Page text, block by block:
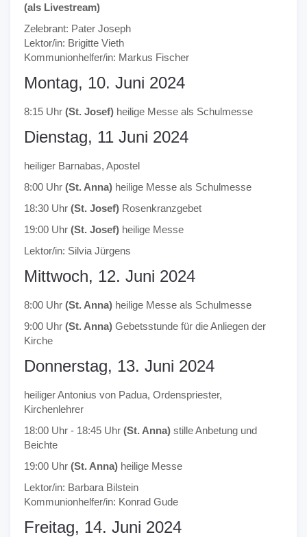
(als Livestream)
Zelebrant: Pater Joseph
Lektor/in: Brigitte Vieth
Kommunionhelfer/in: Markus Fischer
Montag, 10. Juni 2024
8:15 Uhr (St. Josef) heilige Messe als Schulmesse
Dienstag, 11 Juni 2024
heiliger Barnabas, Apostel
8:00 Uhr (St. Anna) heilige Messe als Schulmesse
18:30 Uhr (St. Josef) Rosenkranzgebet
19:00 Uhr (St. Josef) heilige Messe
Lektor/in: Silvia Jürgens
Mittwoch, 12. Juni 2024
8:00 Uhr (St. Anna) heilige Messe als Schulmesse
9:00 Uhr (St. Anna) Gebetsstunde für die Anliegen der
Kirche
Donnerstag, 13. Juni 2024
heiliger Antonius von Padua, Ordenspriester,
Kirchenlehrer
18:00 Uhr - 18:45 Uhr (St. Anna) stille Anbetung und
Beichte
19:00 Uhr (St. Anna) heilige Messe
Lektor/in: Barbara Bilstein
Kommunionhelfer/in: Konrad Gude
Freitag, 14. Juni 2024